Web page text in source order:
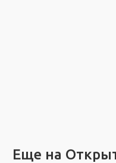
Еще на